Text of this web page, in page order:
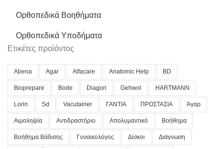
Ορθοπεδικά Βοηθήματα
Ορθοπεδικά Υποδήματα
Ετικέτες προϊόντος
Abena Agar Alfacare Anatomic Help BD
Bioprepare Bode Diagon Gehwol HARTMANN
Lorin Sd Vacutainer ΓΑΝΤΙΑ ΠΡΟΣΤΑΣΙΑ Άγαρ
Αιμοληψία Αντιδραστήριο Απολυμαντικό Βοήθημα
Βοήθημα Βάδισης Γυναικολόγος Δίσκοι Διάγνωση